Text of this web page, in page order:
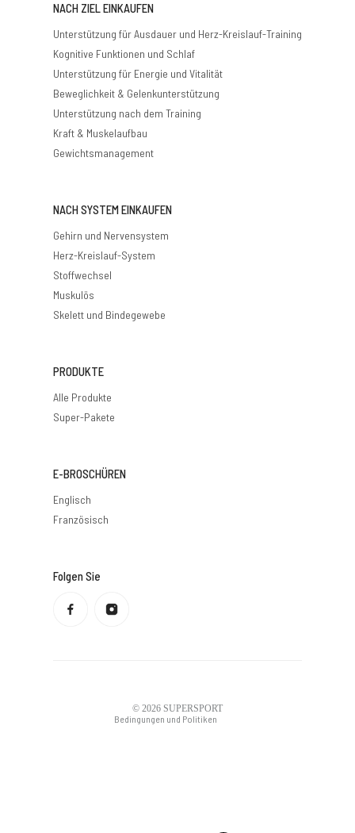
NACH ZIEL EINKAUFEN
Unterstützung für Ausdauer und Herz-Kreislauf-Training
Kognitive Funktionen und Schlaf
Unterstützung für Energie und Vitalität
Beweglichkeit & Gelenkunterstützung
Unterstützung nach dem Training
Kraft & Muskelaufbau
Gewichtsmanagement
NACH SYSTEM EINKAUFEN
Gehirn und Nervensystem
Herz-Kreislauf-System
Stoffwechsel
Muskulös
Skelett und Bindegewebe
PRODUKTE
Alle Produkte
Super-Pakete
E-BROSCHÜREN
Englisch
Französisch
Folgen Sie
© 2026 SUPERSPORT
Bedingungen und Politiken
Datenschutzbestimmungen
Rückerstattungsrichtlinie